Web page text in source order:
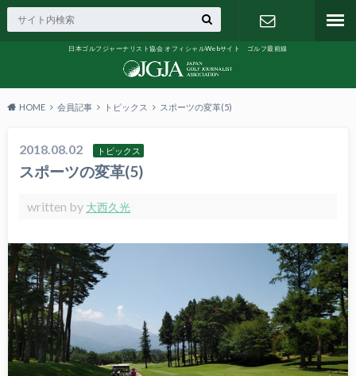
日本ゴルフジャーナリスト協会 オフィシャルWebサイト ゴルフ最前線
HOME 会員記事 トピックス スポーツの変革(5)
2018.08.02 トピックス
スポーツの変革(5)
written by 大西久光